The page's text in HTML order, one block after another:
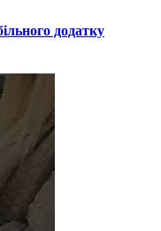
додатку